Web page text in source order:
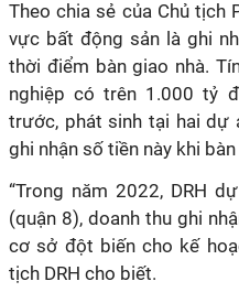
Theo chia sẻ của Chủ tịch
vực bất động sản là ghi
thời điểm bàn giao nhà.
nghiệp có trên 1.000 tỷ
trước, phát sinh tại hai dự
ghi nhận số tiền này khi
“Trong năm 2022, DRH
(quận 8), doanh thu ghi
cơ sở đột biến cho kế
tịch DRH cho biết.